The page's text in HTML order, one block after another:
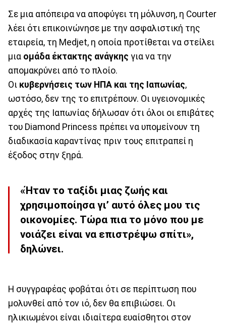
Σε μια απόπειρα να αποφύγει τη μόλυνση, η Courter
λέει ότι επικοινώνησε με την ασφαλιστική της
εταιρεία, τη Medjet, η οποία προτίθεται να στείλει
μια ομάδα έκτακτης ανάγκης για να την
απομακρύνει από το πλοίο.
Οι κυβερνήσεις των ΗΠΑ και της Ιαπωνίας,
ωστόσο, δεν της το επιτρέπουν. Οι υγειονομικές
αρχές της Ιαπωνίας δήλωσαν ότι όλοι οι επιβάτες
του Diamond Princess πρέπει να υπομείνουν τη
διαδικασία καραντίνας πριν τους επιτραπεί η
έξοδος στην ξηρά.
«Ήταν το ταξίδι μιας ζωής και
χρησιμοποίησα γι’ αυτό όλες μου τις
οικονομίες. Τώρα πια το μόνο που με
νοιάζει είναι να επιστρέψω σπίτι»,
δηλώνει.
Η συγγραφέας φοβάται ότι σε περίπτωση που
μολυνθεί από τον ιό, δεν θα επιβιώσει. Οι
ηλικιωμένοι είναι ιδιαίτερα ευαίσθητοι στον